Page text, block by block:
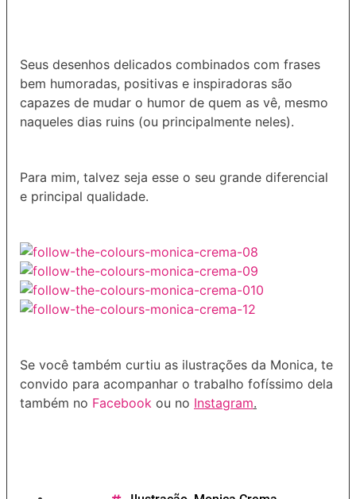
Seus desenhos delicados combinados com frases
bem humoradas, positivas e inspiradoras são
capazes de mudar o humor de quem as vê, mesmo
naqueles dias ruins (ou principalmente neles).
Para mim, talvez seja esse o seu grande diferencial
e principal qualidade.
Se você também curtiu as ilustrações da Monica, te
convido para acompanhar o trabalho fofíssimo dela
também no Facebook ou no Instagram.